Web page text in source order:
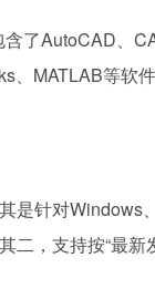
了AutoCAD、
MATLAB等软
是针对Windows
，支持按“最新